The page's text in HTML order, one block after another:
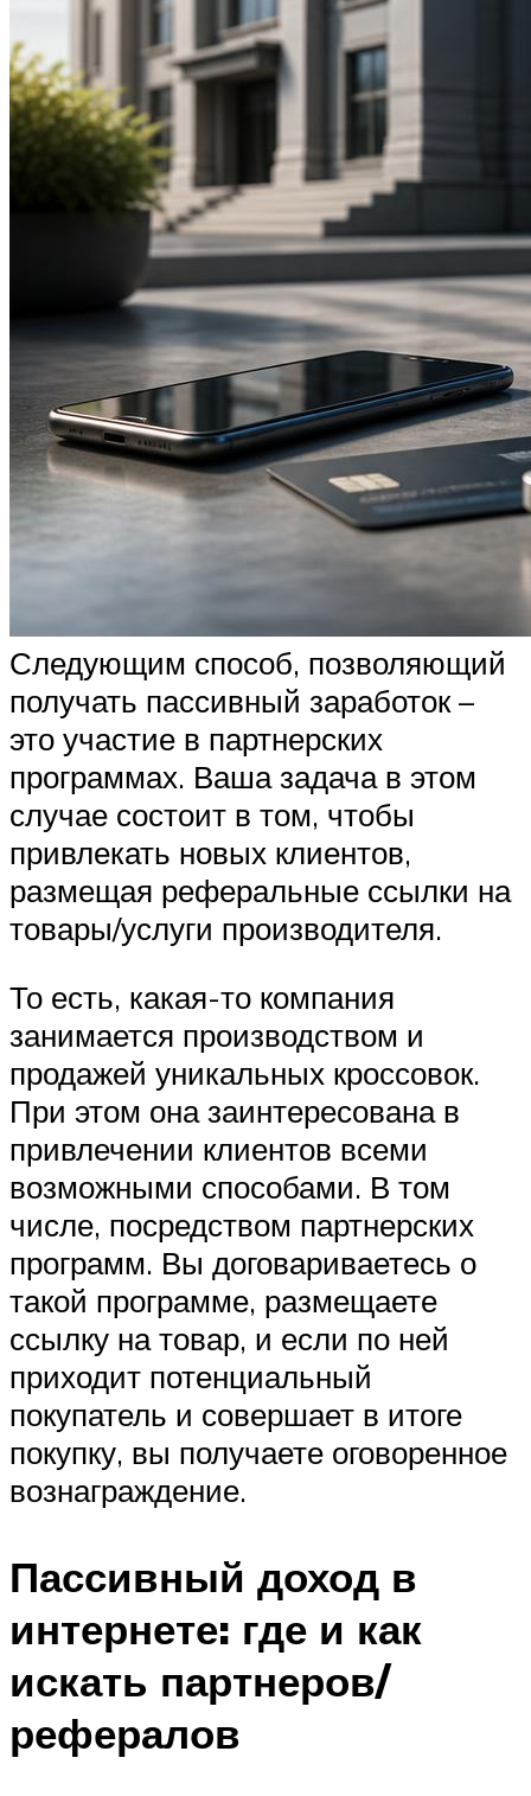
Следующим способ, позволяющий
получать пассивный заработок –
это участие в партнерских
программах. Ваша задача в этом
случае состоит в том, чтобы
привлекать новых клиентов,
размещая реферальные ссылки на
товары/услуги производителя.
То есть, какая-то компания
занимается производством и
продажей уникальных кроссовок.
При этом она заинтересована в
привлечении клиентов всеми
возможными способами. В том
числе, посредством партнерских
программ. Вы договариваетесь о
такой программе, размещаете
ссылку на товар, и если по ней
приходит потенциальный
покупатель и совершает в итоге
покупку, вы получаете оговоренное
вознаграждение.
Пассивный доход в
интернете: где и как
искать партнеров/
рефералов